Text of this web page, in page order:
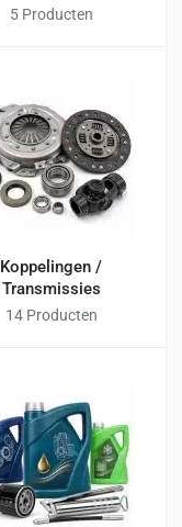
5 Producten
Koppelingen /
Transmissies
14 Producten